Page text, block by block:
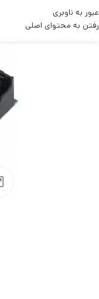
عبور به ناوبری
رفتن به محتوای اصلی